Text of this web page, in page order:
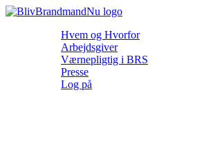
Hvem og Hvorfor
Arbejdsgiver
Værnepligtig i BRS
Presse
Log på